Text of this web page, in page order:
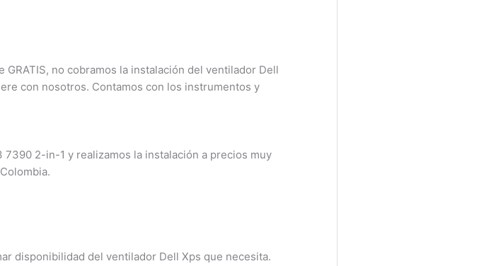
no cobramos la instalación del ventilador Dell
con nosotros. Contamos con los instrumentos y
2-in-1 y realizamos la instalación a precios muy
disponibilidad del ventilador Dell Xps que necesita.